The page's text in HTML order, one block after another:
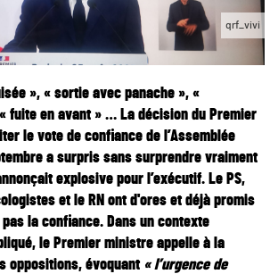
qrf_vivi
», « sortie avec panache », «
fuite en avant » … La décision du Premier
le vote de confiance de l’Assemblée
a surpris sans surprendre vraiment
explosive pour l’exécutif. Le PS,
et le RN ont d'ores et déjà promis
la confiance. Dans un contexte
le Premier ministre appelle à la
oppositions, évoquant « l’urgence de